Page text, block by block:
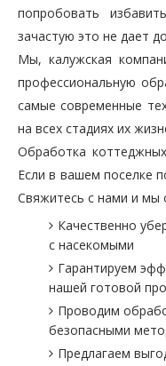
попробовать
зачастую это не дает
Мы, калужская
профессиональную
самые современные
на всех стадиях их
Обработка
Если в вашем поселке
Свяжитесь с нами и мы
Качественно
с насекомыми
Гарантируем
нашей готовой
Проводим
безопасными
Предлагаем